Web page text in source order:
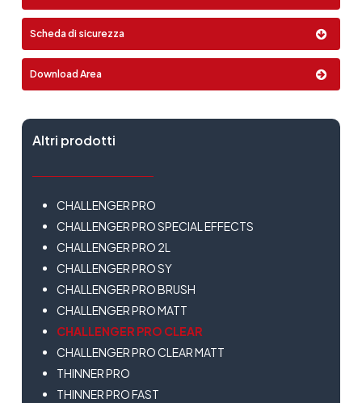
Lattaggio:
5 Lt
Scheda di sicurezza
Download Area
Altri prodotti
CHALLENGER PRO
CHALLENGER PRO SPECIAL EFFECTS
CHALLENGER PRO 2L
CHALLENGER PRO SY
CHALLENGER PRO BRUSH
CHALLENGER PRO MATT
CHALLENGER PRO CLEAR
CHALLENGER PRO CLEAR MATT
THINNER PRO
THINNER PRO FAST